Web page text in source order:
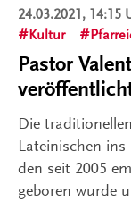
24.03.2021, 14:15
Kultur
Pastor
Die
Lateinischen
den seit 2005
geboren wurde